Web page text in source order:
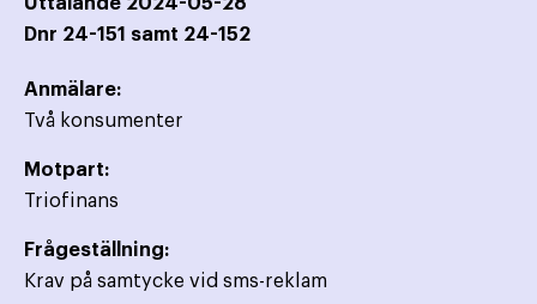
Dnr 24-151 samt 24-152
Anmälare:
Två konsumenter
Motpart:
Triofinans
Frågeställning:
Krav på samtycke vid sms-reklam